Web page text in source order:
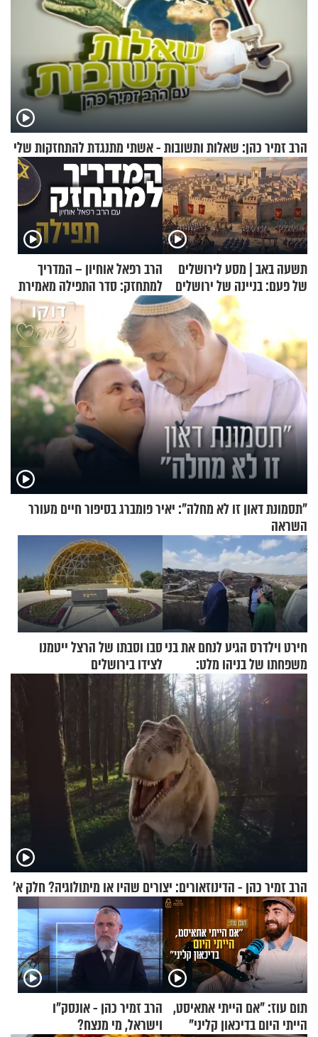
הרב זמיר כהן: שאלות ותשובות - אשתי מתנגדת להתחזקות שלי
תשעה באב | מסע לירושלים
של פעם: בניינה של ירושלים
הרב רפאל אוחיון – המדריך
למתחזק: סדר התפילה מאמירת
הקורבנות ועד קריאת שמע
"תסמונת דאון זו לא מחלה": יאיר פומברג בסיפור חיים מעורר
השראה
חירט וילדרס הגיע לנחם את בני
משפחתו של בניהו מלט:
"מיליונים באירופה תומכים
סבו וסבתו של הרצל ייטמנו
לצידו בירושלים
הרב זמיר כהן - הדינוזאורים: יצורים שהיו או מיתולוגיה? חלק א’
תום עוז: "אם הייתי אתאיסט,
הייתי היום בדיכאון קליני"
הרב זמיר כהן - אונסק"ו
וישראל, מי מנצח?